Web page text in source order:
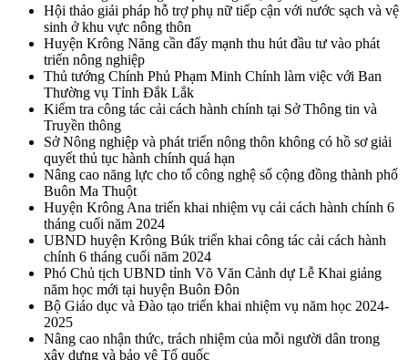
Hội thảo giải pháp hỗ trợ phụ nữ tiếp cận với nước sạch và vệ
sinh ở khu vực nông thôn
Huyện Krông Năng cần đẩy mạnh thu hút đầu tư vào phát
triển nông nghiệp
Thủ tướng Chính Phủ Phạm Minh Chính làm việc với Ban
Thường vụ Tỉnh Đắk Lắk
Kiểm tra công tác cải cách hành chính tại Sở Thông tin và
Truyền thông
Sở Nông nghiệp và phát triển nông thôn không có hồ sơ giải
quyết thủ tục hành chính quá hạn
Nâng cao năng lực cho tổ công nghệ số cộng đồng thành phố
Buôn Ma Thuột
Huyện Krông Ana triển khai nhiệm vụ cải cách hành chính 6
tháng cuối năm 2024
UBND huyện Krông Búk triển khai công tác cải cách hành
chính 6 tháng cuối năm 2024
Phó Chủ tịch UBND tỉnh Võ Văn Cảnh dự Lễ Khai giảng
năm học mới tại huyện Buôn Đôn
Bộ Giáo dục và Đào tạo triển khai nhiệm vụ năm học 2024-
2025
Nâng cao nhận thức, trách nhiệm của mỗi người dân trong
xây dựng và bảo vệ Tổ quốc